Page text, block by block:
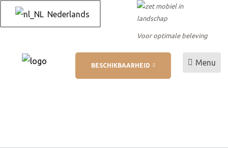
Nederlands
Voor optimale beleving
BESCHIKBAARHEID Menu